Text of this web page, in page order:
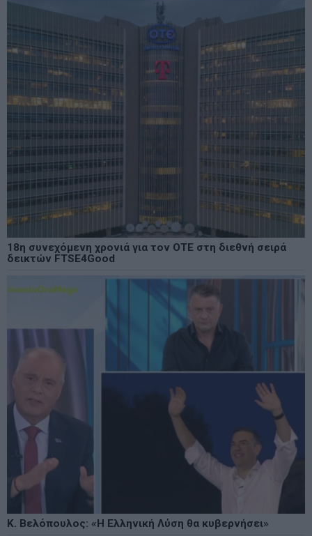
18η συνεχόμενη χρονιά για τον ΟΤΕ στη διεθνή σειρά
δεικτών FTSE4Good
Κ. Βελόπουλος: «Η Ελληνική Λύση θα κυβερνήσει»